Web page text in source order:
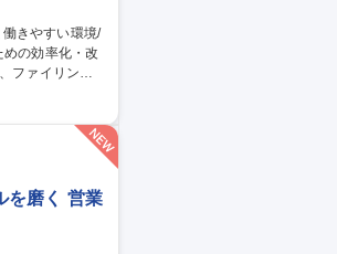
社・クライア
を磨く 営業